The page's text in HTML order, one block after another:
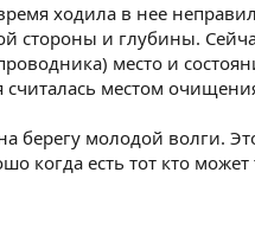
ходила в нее
стороны и глубины.
место и
местом
берегу молодой волги.
когда есть тот кто